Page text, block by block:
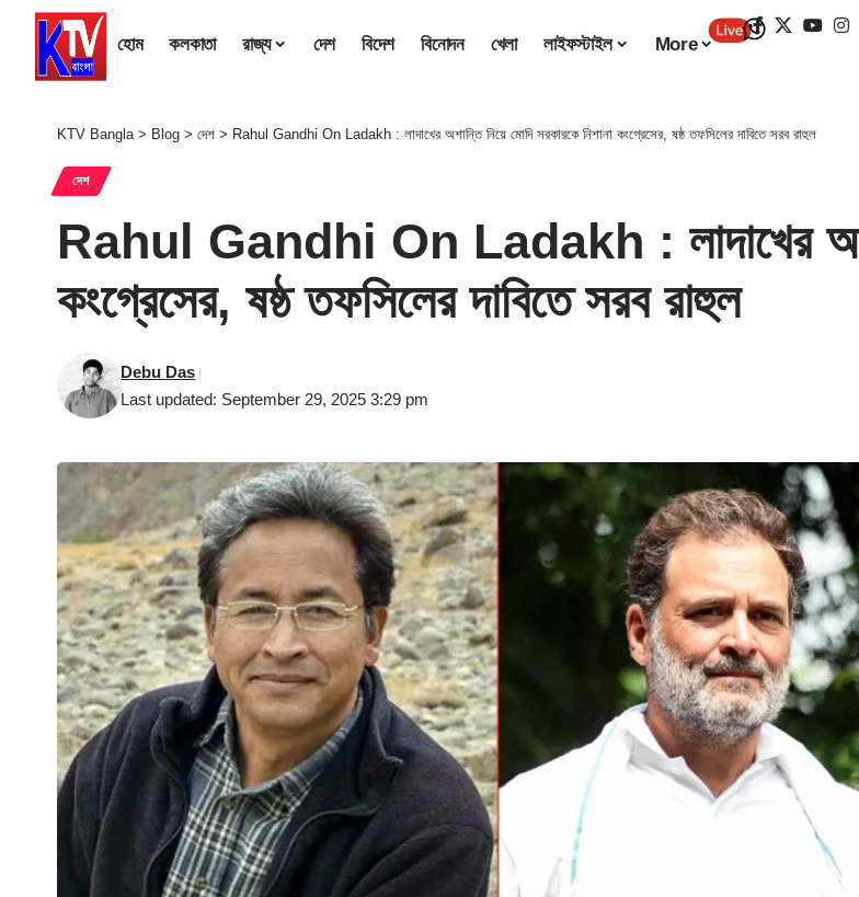
হোম কলকাতা রাজ্য দেশ বিদেশ বিনোদন খেলা লাইফস্টাইল More
KTV Bangla> Blog > দেশ > Rahul Gandhi On Ladakh : লাদাখের অশান্তি নিয়ে মোদি সরকারকে নিশানা কংগ্রেসের, ষষ্ঠ তফসিলের দাবিতে সরব রাহুল
দেশ
Rahul Gandhi On Ladakh : লাদাখের
কংগ্রেসের, ষষ্ঠ তফসিলের দাবিতে সরব রাহুল
Last updated: September 29, 2025 3:29 pm
Debu Das